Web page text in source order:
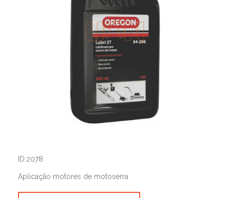
ID:2078
Aplicação motores de motoserra